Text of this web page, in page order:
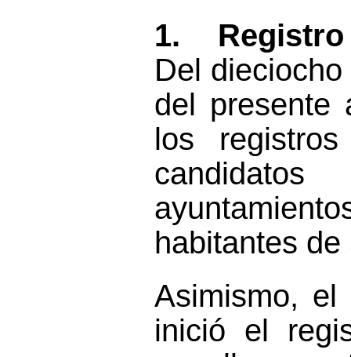
1.
Del
del
los
ayuntam
habitantes de
Asimismo, el
inició el